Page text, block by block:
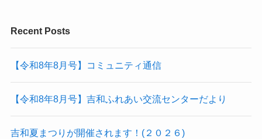
Recent Posts
【令和8年8月号】コミュニティ通信
【令和8年8月号】吉和ふれあい交流センターだより
吉和夏まつりが開催されます！(２０２６)